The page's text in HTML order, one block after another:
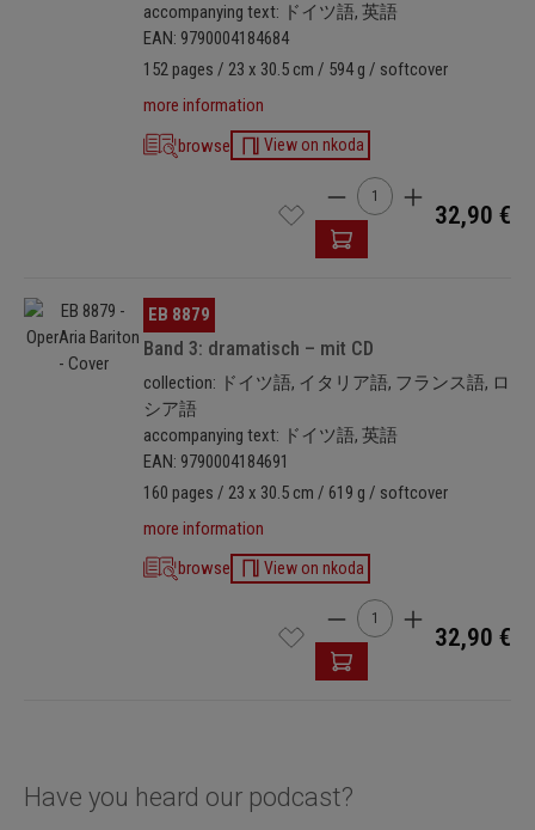
Alle Bände bieten in den Einzelkommentaren zu jeder Arie
Informationen u. a. zu Komponist, Werk, Fassungs- oder
Besetzungsfragen einschließlich einer kurzen, inhaltlichen
Zusammenfassung, welche die Arie in den Handlungskontext
der Oper stellt. Hinzu kommen methodische Hinweise aus
sängerischer Sicht als Empfehlung aus der Praxis.
Als weitere Studierhilfe stehen Audiodateien (mp3) mit
Arientexten gesprochen von Muttersprachlern bereit.
Für ein gründlicheres Verständnis der Arieninhalte sorgt der
Text-Assistent mit Textdateien (pdf) in deutscher und
englischer Übersetzung.
Sowohl der Phonetik- als auch der Text-Assistent sind als
Download unter www.breitkopf.com verfügbar.
accompanying text: ドイツ語, 英語
EAN: 9790004184684
152 pages / 23 x 30.5 cm / 594 g / softcover
more information
browse
View on nkoda
Product Quantity:
32,90 €
Skip image gallery EB 8879
Band 3: dramatisch – mit CD
collection: ドイツ語, イタリア語, フランス語, ロ
シア語
accompanying text: ドイツ語, 英語
EAN: 9790004184691
160 pages / 23 x 30.5 cm / 619 g / softcover
more information
browse
View on nkoda
Product Quantity:
32,90 €
Have you heard our podcast?